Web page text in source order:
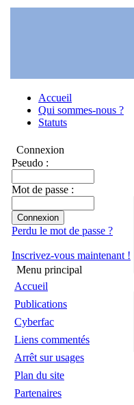
Accueil
Qui sommes-nous ?
Statuts
Connexion
Pseudo :
Mot de passe :
Perdu le mot de passe ?
Inscrivez-vous maintenant !
Menu principal
Accueil
Publications
Cyberfac
Liens commentés
Arrêt sur usages
Plan du site
Partenaires